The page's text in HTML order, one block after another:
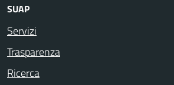
SUAP
Servizi
Trasparenza
Ricerca